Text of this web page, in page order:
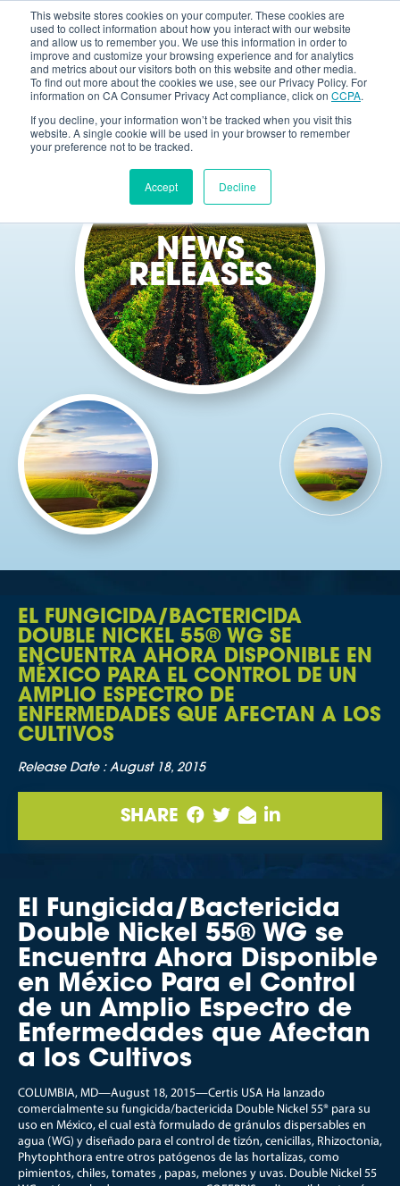
This website stores cookies on your computer. These cookies are
used to collect information about how you interact with our website
and allow us to remember you. We use this information in order to
improve and customize your browsing experience and for analytics
and metrics about our visitors both on this website and other media.
To find out more about the cookies we use, see our Privacy Policy. For
information on CA Consumer Privacy Act compliance, click on CCPA.
If you decline, your information won’t be tracked when you visit this
website. A single cookie will be used in your browser to remember
your preference not to be tracked.
Accept Decline
NEWS
RELEASES
EL FUNGICIDA/BACTERICIDA
DOUBLE NICKEL 55® WG SE
ENCUENTRA AHORA DISPONIBLE EN
MÉXICO PARA EL CONTROL DE UN
AMPLIO ESPECTRO DE
ENFERMEDADES QUE AFECTAN A LOS
CULTIVOS
Release Date : August 18, 2015
SHARE
El Fungicida/Bactericida
Double Nickel 55® WG se
Encuentra Ahora Disponible
en México Para el Control
de un Amplio Espectro de
Enfermedades que Afectan
a los Cultivos
COLUMBIA, MD—August 18, 2015—Certis USA Ha lanzado
comercialmente su fungicida/bactericida Double Nickel 55® para su
uso en México, el cual està formulado de gránulos dispersables en
agua (WG) y diseñado para el control de tizón, cenicillas, Rhizoctonia,
Phytophthora entre otros patógenos de las hortalizas, como
pimientos, chiles, tomates , papas, melones y uvas. Double Nickel 55